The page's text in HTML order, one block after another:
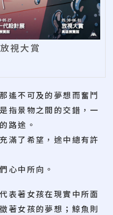
視大賞
遙不可及的夢想而奮鬥
指景物之間的交錯，一
路途。
滿了希望，途中總有許
心中所向。
表著女孩在現實中所面
著女孩的夢想；鯨魚則